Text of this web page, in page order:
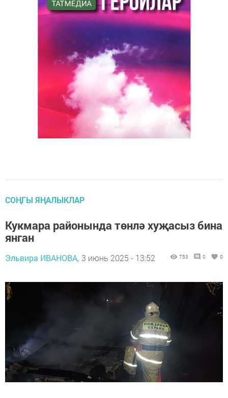
СОҢГЫ ЯҢАЛЫКЛАР
Кукмара районында төнлә хуҗасыз бина
янган
Эльвира ИВАНОВА, 3 июнь 2025 - 13:52 753 0 0